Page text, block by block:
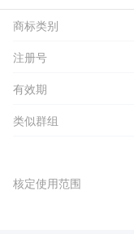
商标类别
注册号
有效期
类似群组
核定使用范围